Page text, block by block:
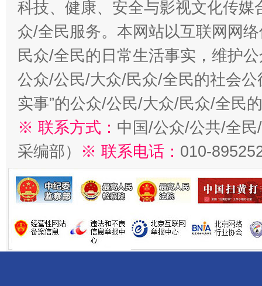
科技、健康、安全与影视文化传
众/全民服务。本网站以互联网网
民众/全民的日常生活事实，维护
公众/公民/大众/民众/全民的社会公
实事”的公众/公民/大众/民众/全民
※ 联系方式： 中国/公众/公共/全
采编部） ※ 联系电话： 010-